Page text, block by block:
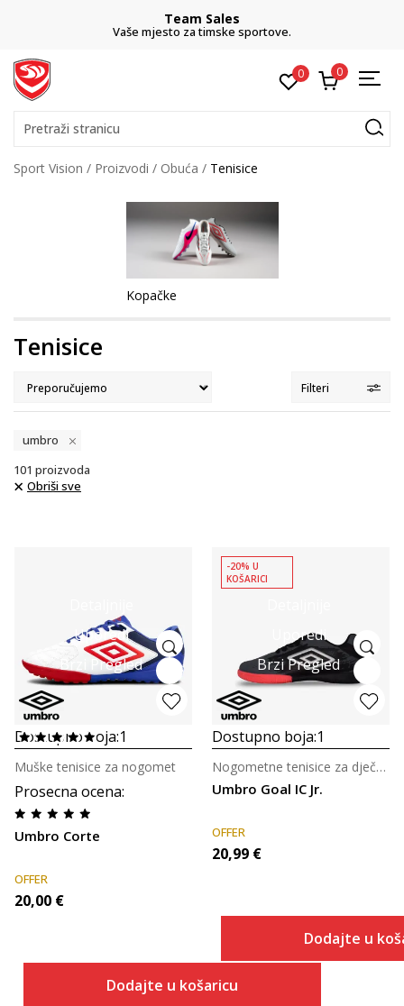
Team Sales
Vaše mjesto za timske sportove.
0 0
Pretraži stranicu
Sport Vision Proizvodi Obuća Tenisice
Kopačke
Tenisice
Filteri
umbro
101 proizvoda
Obriši sve
Uporedi
Brzi Pregled
Dostupno boja:1
Prosecna ocena:
Umbro Corte
Muške tenisice za nogomet
OFFER
20,00 €
Dodajte u košaricu
Uporedi
Brzi Pregled
-20% U
KOŠARICI
Dostupno boja:1
Umbro Goal IC Jr.
Nogometne tenisice za dječake
OFFER
20,99 €
Dodajte u